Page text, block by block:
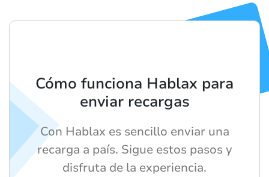
Cómo funciona Hablax para
enviar recargas
Con Hablax es sencillo enviar una
recarga a país. Sigue estos pasos y
disfruta de la experiencia.